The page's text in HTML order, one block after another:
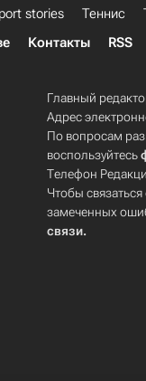
stories Теннис
Контакты RSS
Главный
Адрес
По вопросам
воспользуйтесь
Телефон
Чтобы
замеченных
связи.